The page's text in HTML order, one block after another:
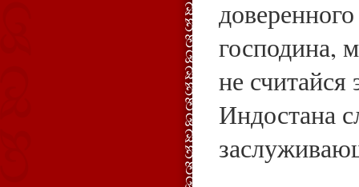
господина,
не считайся
Индостана